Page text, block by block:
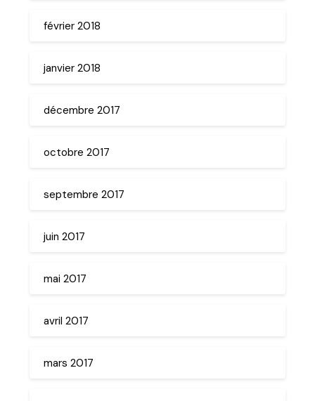
février 2018
janvier 2018
décembre 2017
octobre 2017
septembre 2017
juin 2017
mai 2017
avril 2017
mars 2017